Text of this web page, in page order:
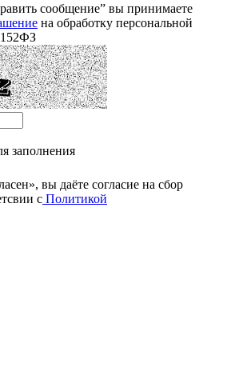
сообщение” вы принимаете
на обработку персональной
заполнения
вы даёте cогласие на сбор
с Политикой